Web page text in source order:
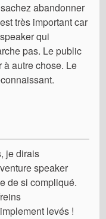
abandonner
très important car
qui
pas. Le public
à autre chose. Le
je dirais
speaker
de si compliqué.
levés !